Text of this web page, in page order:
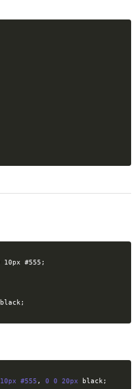
10px #555 ;
black ;
10px #555 , 0 0 20px black;